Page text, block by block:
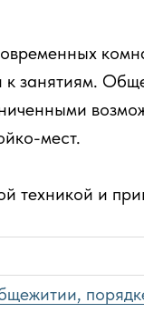
занятиям.
мест.
техникой и